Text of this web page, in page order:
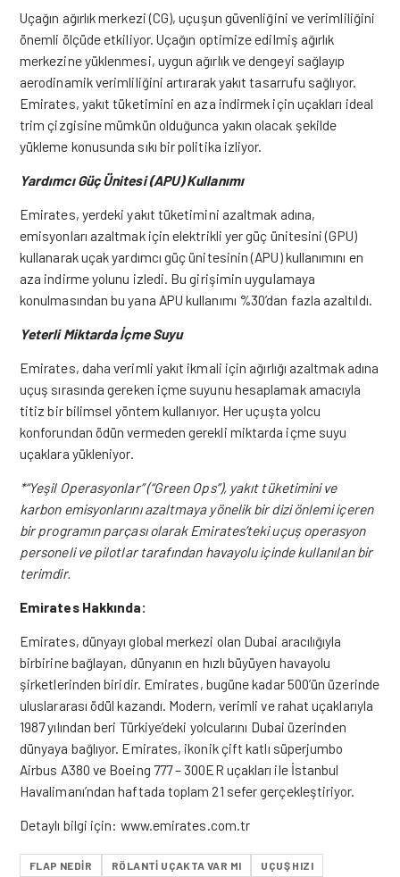
Uçağın ağırlık merkezi (CG), uçuşun güvenliğini ve verimliliğini
önemli ölçüde etkiliyor. Uçağın optimize edilmiş ağırlık
merkezine yüklenmesi, uygun ağırlık ve dengeyi sağlayıp
aerodinamik verimliliğini artırarak yakıt tasarrufu sağlıyor.
Emirates, yakıt tüketimini en aza indirmek için uçakları ideal
trim çizgisine mümkün olduğunca yakın olacak şekilde
yükleme konusunda sıkı bir politika izliyor.
Yardımcı Güç Ünitesi (APU) Kullanımı
Emirates, yerdeki yakıt tüketimini azaltmak adına,
emisyonları azaltmak için elektrikli yer güç ünitesini (GPU)
kullanarak uçak yardımcı güç ünitesinin (APU) kullanımını en
aza indirme yolunu izledi. Bu girişimin uygulamaya
konulmasından bu yana APU kullanımı %30’dan fazla azaltıldı.
Yeterli Miktarda İçme Suyu
Emirates, daha verimli yakıt ikmali için ağırlığı azaltmak adına
uçuş sırasında gereken içme suyunu hesaplamak amacıyla
titiz bir bilimsel yöntem kullanıyor. Her uçuşta yolcu
konforundan ödün vermeden gerekli miktarda içme suyu
uçaklara yükleniyor.
*“Yeşil Operasyonlar” (“Green Ops”), yakıt tüketimini ve
karbon emisyonlarını azaltmaya yönelik bir dizi önlemi içeren
bir programın parçası olarak Emirates’teki uçuş operasyon
personeli ve pilotlar tarafından havayolu içinde kullanılan bir
terimdir.
Emirates Hakkında:
Emirates, dünyayı global merkezi olan Dubai aracılığıyla
birbirine bağlayan, dünyanın en hızlı büyüyen havayolu
şirketlerinden biridir. Emirates, bugüne kadar 500’ün üzerinde
uluslararası ödül kazandı. Modern, verimli ve rahat uçaklarıyla
1987 yılından beri Türkiye’deki yolcularını Dubai üzerinden
dünyaya bağlıyor. Emirates, ikonik çift katlı süperjumbo
Airbus A380 ve Boeing 777 – 300ER uçakları ile İstanbul
Havalimanı’ndan haftada toplam 21 sefer gerçekleştiriyor.
Detaylı bilgi için: www.emirates.com.tr
FLAP NEDIR RÖLANTI UÇAKTA VAR MI UÇUŞ HIZI